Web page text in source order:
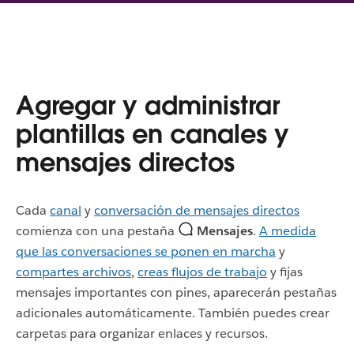
Agregar y administrar
plantillas en canales y
mensajes directos
Cada canal yconversación de mensajes directos
comienza con una pestaña
Mensajes. A medida
que las conversaciones se ponen en marcha y
compartes archivos, creas flujos de trabajo y fijas
mensajes importantes con pines, aparecerán pestañas
adicionales automáticamente. También puedes crear
carpetas para organizar enlaces y recursos.